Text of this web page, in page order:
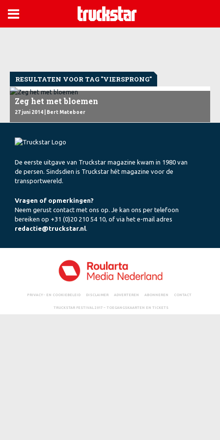

RESULTATEN VOOR TAG "VIERSPRONG"
Zeg het met bloemen
27 juni 2014 | Bert Mateboer
De eerste uitgave van Truckstar magazine kwam in 1980 van
de persen. Sindsdien is Truckstar hét magazine voor de
transportwereld.
Vragen of opmerkingen?
Neem gerust contact met ons op. Je kan ons per telefoon
bereiken op +31 (0)20 210 54 10, of via het e-mail adres
redactie@truckstar.nl
PRIVACY- EN COOKIEBELEID DISCLAIMER ADVERTEREN ABONNEREN CONTACT
TRUCKSTAR FESTIVAL 2017 – TOEGANGSKAARTEN EN TICKETS